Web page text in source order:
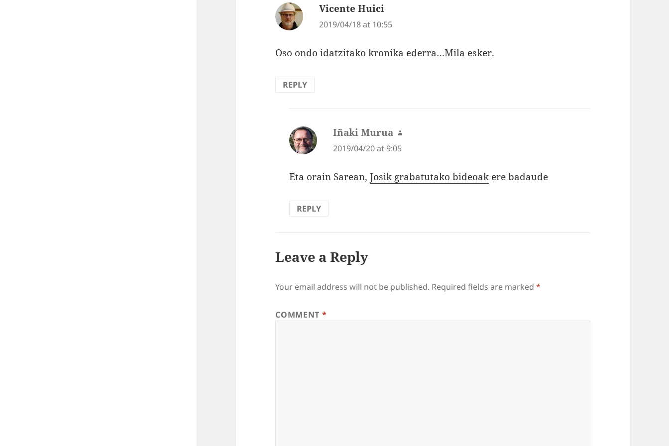
Vicente Huici
2019/04/18 at 10:55
Oso ondo idatzitako kronika ederra…Mila esker.
REPLY
Iñaki Murua says:
2019/04/20 at 9:05
Eta orain Sarean,Josik grabatutako bideoak ere badaude
REPLY
Leave a Reply
Your email address will not be published. Required fields are marked*
COMMENT *